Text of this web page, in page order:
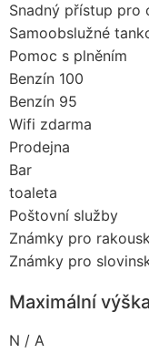
Snadný přístup pro
Samoobslužné
Pomoc s plněním
Benzín 100
Benzín 95
Wifi zdarma
Prodejna
Bar
toaleta
Poštovní služby
Známky pro
Známky pro
Maximální
N / A